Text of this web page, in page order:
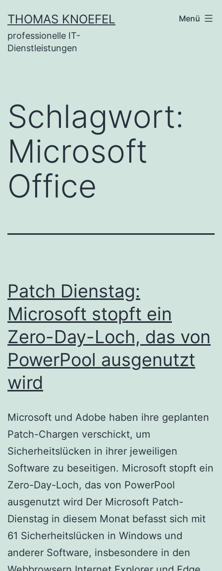
Inhalt
springen
THOMAS KNOEFEL
professionelle IT-
Dienstleistungen
Menü
Schlagwort:
Microsoft
Office
Patch Dienstag:
Microsoft stopft ein
Zero-Day-Loch, das von
PowerPool ausgenutzt
wird
Microsoft und Adobe haben ihre geplanten
Patch-Chargen verschickt, um
Sicherheitslücken in ihrer jeweiligen
Software zu beseitigen. Microsoft stopft ein
Zero-Day-Loch, das von PowerPool
ausgenutzt wird Der Microsoft Patch-
Dienstag in diesem Monat befasst sich mit
61 Sicherheitslücken in Windows und
anderer Software, insbesondere in den